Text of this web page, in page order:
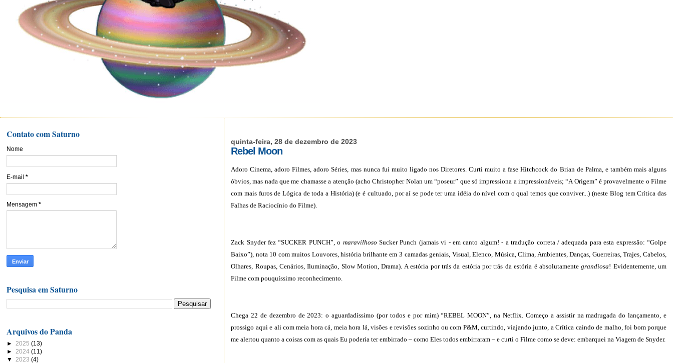
quinta-feira, 28 de dezembro de 2023
Rebel Moon
Adoro Cinema, adoro Filmes, adoro Séries, mas nunca fui muito ligado nos Diretores. Curti muito a fase Hitchcock do Brian de Palma, e também mais alguns
óbvios, mas nada que me chamasse a atenção (acho Christopher Nolan um “poseur” que só impressiona a impressionáveis; “A Origem” é provavelmente o Filme
com mais furos de Lógica de toda a História) (e é cultuado, por aí se pode ter uma idéia do nível com o qual temos que conviver...) (neste Blog tem Crítica das
Falhas de Raciocínio do Filme).
Zack Snyder fez “SUCKER PUNCH”, o maravilhoso Sucker Punch (jamais vi - em canto algum! - a tradução correta / adequada para esta expressão: “Golpe
Baixo”), nota 10 com muitos Louvores, história brilhante em 3 camadas geniais, Visual, Elenco, Música, Clima, Ambientes, Danças, Guerreiras, Trajes, Cabelos,
Olhares, Roupas, Cenários, Iluminação, Slow Motion, Drama). A estória por trás da estória por trás da estória é absolutamentegrandiosa! Evidentemente, um
Filme com pouquíssimo reconhecimento.
Chega 22 de dezembro de 2023: o aguardadíssimo (por todos e por mim) “REBEL MOON”, na Netflix. Começo a assistir na madrugada do lançamento, e
prossigo aqui e ali com meia hora cá, meia hora lá, visões e revisões sozinho ou com P&M, curtindo, viajando junto, a Crítica caindo de malho, foi bom porque
me alertou quanto a coisas com as quais Eu poderia ter embirrado – como Eles todos embirraram – e curti o Filme como se deve: embarquei na Viagem de Snyder.
Contato com Saturno
Nome
E-mail *
Mensagem *
Pesquisa em Saturno
Arquivos do Panda
► 2025 (13)
► 2024 (11)
▼ 2023 (4)